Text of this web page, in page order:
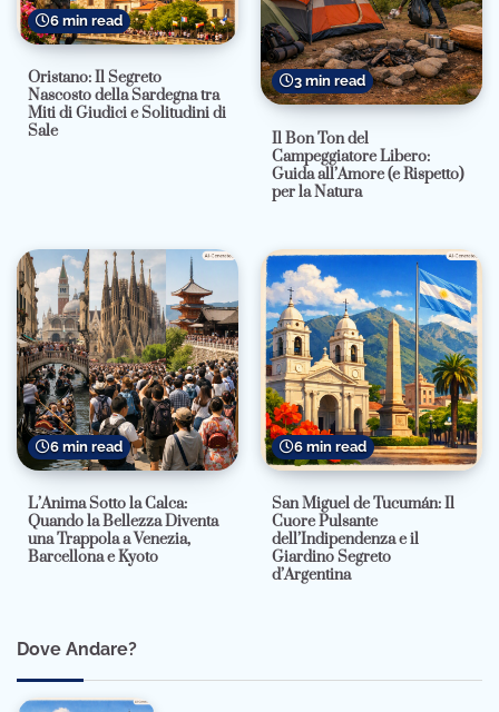
6 min read
Oristano: Il Segreto
Nascosto della Sardegna tra
Miti di Giudici e Solitudini di
Sale
3 min read
Il Bon Ton del
Campeggiatore Libero:
Guida all’Amore (e Rispetto)
per la Natura
6 min read
L’Anima Sotto la Calca:
Quando la Bellezza Diventa
una Trappola a Venezia,
Barcellona e Kyoto
6 min read
San Miguel de Tucumán: Il
Cuore Pulsante
dell’Indipendenza e il
Giardino Segreto
d’Argentina
Dove Andare?